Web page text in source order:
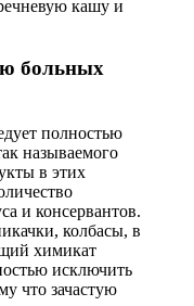
кашу и
больных
полностью
называемого
в этих
и консервантов.
колбасы, в
химикат
исключить
что зачастую